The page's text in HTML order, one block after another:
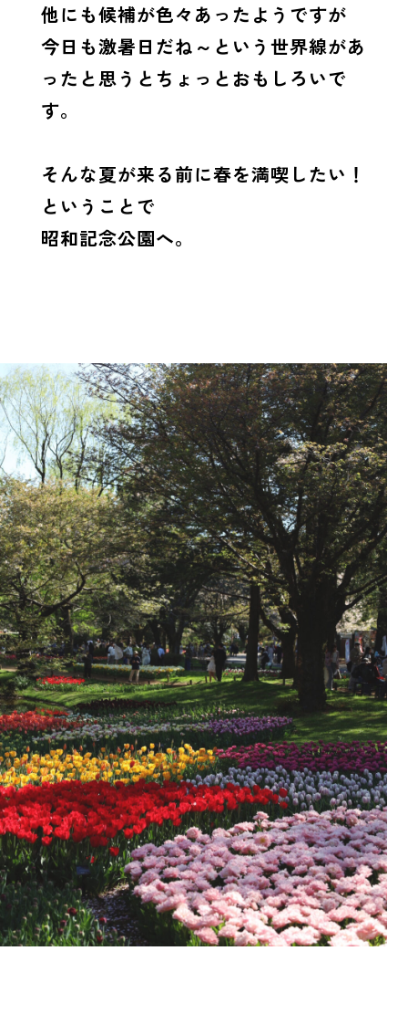
他にも候補が色々あったようですが
今日も激暑日だね～という世界線があ
ったと思うとちょっとおもしろいで
す。
そんな夏が来る前に春を満喫したい！
ということで
昭和記念公園へ。